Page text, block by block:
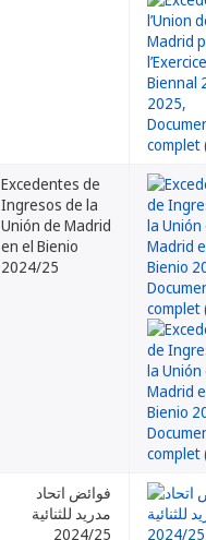
Excedentes de
Ingresos de la
Unión de Madrid
en el Bienio
2024/25
فوائض اتحاد
مدريد للثنائية